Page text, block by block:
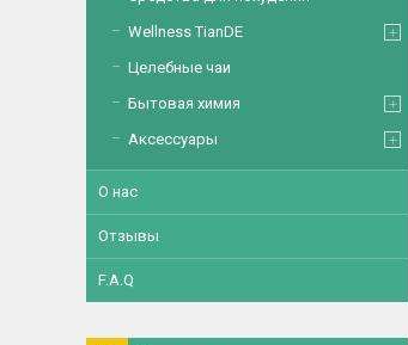
Wellness TianDE
Целебные чаи
Бытовая химия
Аксессуары
О нас
Отзывы
F.A.Q